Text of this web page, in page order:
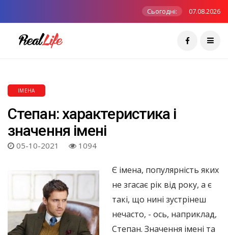
Сьогодні: 07.08.2026
ІМЕНА
Степан: характеристика і
значення імені
05-10-2021 1094
Є імена, популярність яких
не згасає рік від року, а є
такі, що нині зустрінеш
нечасто, - ось, наприклад,
Степан. Значення імені та